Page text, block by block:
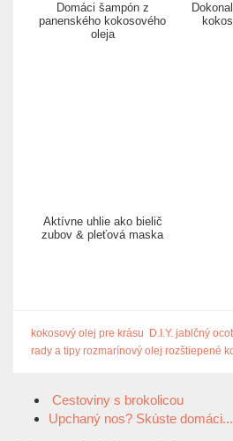
Domáci šampón z
panenského kokosového
oleja
Aktívne uhlie ako bielič
zubov & pleťová maska
kokosový olej pre krásu D.I.Y. jablčný ocot
rady a tipy rozmarínový olej rozštiepené
Cestoviny s brokolicou
Upchaný nos? Skúste domáci...